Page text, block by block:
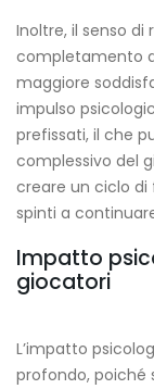
Inoltre, il senso di
completamento
maggiore
impulso
prefissati, il che
complessivo del
creare un ciclo di
spinti a
Impatto
giocatori
L’impatto
profondo, poiché